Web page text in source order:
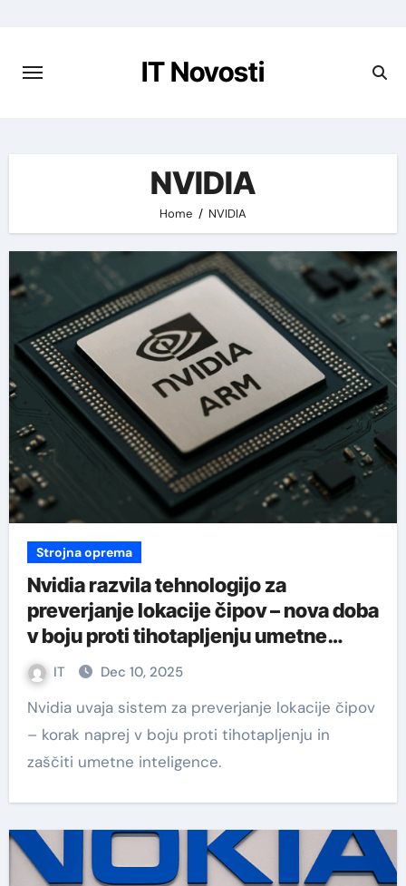
vsebino
IT Novosti
NVIDIA
Home NVIDIA
Strojna oprema
Nvidia razvila tehnologijo za
preverjanje lokacije čipov – nova doba
v boju proti tihotapljenju umetne
inteligence
IT Dec 10, 2025
Nvidia uvaja sistem za preverjanje lokacije čipov
– korak naprej v boju proti tihotapljenju in
zaščiti umetne inteligence.